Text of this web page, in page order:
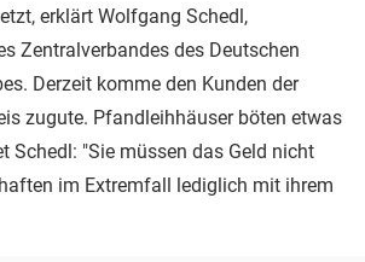
erklärt Wolfgang Schedl,
Zentralverbandes des Deutschen
Derzeit komme den Kunden der
zugute. Pfandleihhäuser böten etwas
Schedl: "Sie müssen das Geld nicht
im Extremfall lediglich mit ihrem